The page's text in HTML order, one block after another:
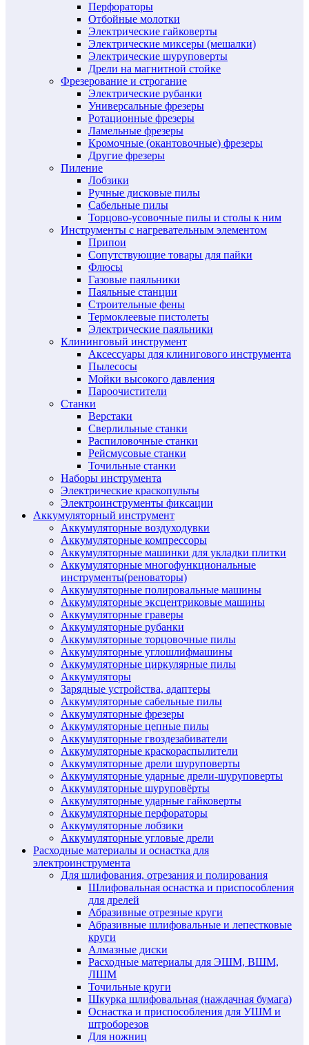
Перфораторы
Отбойные молотки
Электрические гайковерты
Электрические миксеры (мешалки)
Электрические шуруповерты
Дрели на магнитной стойке
Фрезерование и строгание
Электрические рубанки
Универсальные фрезеры
Ротационные фрезеры
Ламельные фрезеры
Кромочные (окантовочные) фрезеры
Другие фрезеры
Пиление
Лобзики
Ручные дисковые пилы
Сабельные пилы
Торцово-усовочные пилы и столы к ним
Инструменты с нагревательным элементом
Припои
Сопутствующие товары для пайки
Флюсы
Газовые паяльники
Паяльные станции
Строительные фены
Термоклеевые пистолеты
Электрические паяльники
Клининговый инструмент
Аксессуары для клинигового инструмента
Пылесосы
Мойки высокого давления
Пароочистители
Станки
Верстаки
Сверлильные станки
Распиловочные станки
Рейсмусовые станки
Точильные станки
Наборы инструмента
Электрические краскопульты
Электроинструменты фиксации
Аккумуляторный инструмент
Аккумуляторные воздуходувки
Аккумуляторные компрессоры
Аккумуляторные машинки для укладки плитки
Аккумуляторные многофункциональные
инструменты(реноваторы)
Аккумуляторные полировальные машины
Аккумуляторные эксцентриковые машины
Аккумуляторные граверы
Аккумуляторные рубанки
Аккумуляторные торцовочные пилы
Аккумуляторные углошлифмашины
Аккумуляторные циркулярные пилы
Аккумуляторы
Зарядные устройства, адаптеры
Аккумуляторные сабельные пилы
Аккумуляторные фрезеры
Аккумуляторные цепные пилы
Аккумуляторные гвоздезабиватели
Аккумуляторные краскораспылители
Аккумуляторные дрели шуруповерты
Аккумуляторные ударные дрели-шуруповерты
Аккумуляторные шуруповёрты
Аккумуляторные ударные гайковерты
Аккумуляторные перфораторы
Аккумуляторные лобзики
Аккумуляторные угловые дрели
Расходные материалы и оснастка для
электроинструмента
Для шлифования, отрезания и полирования
Шлифовальная оснастка и приспособления
для дрелей
Абразивные отрезные круги
Абразивные шлифовальные и лепестковые
круги
Алмазные диски
Расходные материалы для ЭШМ, ВШМ,
ЛШМ
Точильные круги
Шкурка шлифовальная (наждачная бумага)
Оснастка и приспособления для УШМ и
штроборезов
Для ножниц